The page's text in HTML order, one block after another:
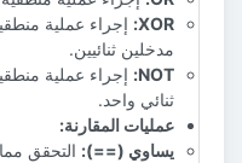
XOR:
مدخلين ثنائيين.
NOT:
ثنائي واحد.
عمليات المقارنة:
يساوي (==): التحقق